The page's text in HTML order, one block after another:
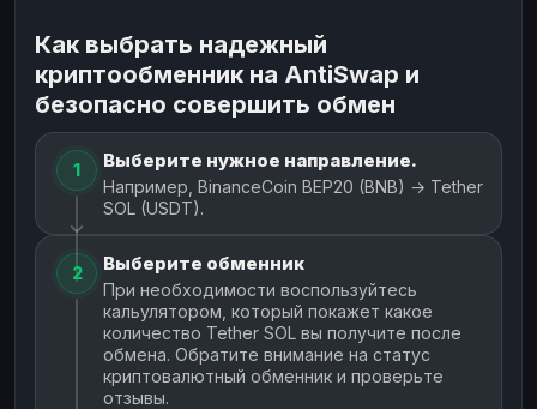
Как выбрать надежный
криптообменник на AntiSwap и
безопасно совершить обмен
1 Выберите нужное направление.
Например, BinanceCoin BEP20 (BNB) → Tether
SOL (USDT).
2 Выберите обменник
При необходимости воспользуйтесь
кальулятором, который покажет какое
количество Tether SOL вы получите после
обмена. Обратите внимание на статус
криптовалютный обменник и проверьте
отзывы.